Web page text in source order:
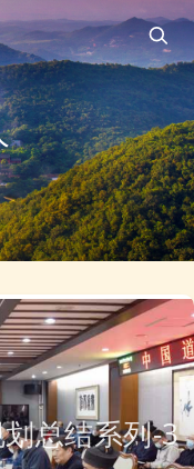
总结系列-3